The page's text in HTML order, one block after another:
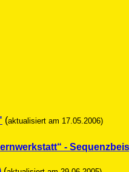
(aktualisiert am 17.05.2006)
-